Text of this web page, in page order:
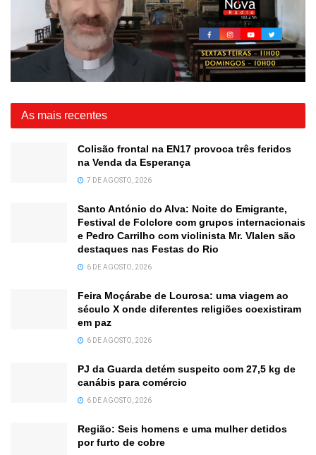
As mais recentes
Colisão frontal na EN17 provoca três feridos
na Venda da Esperança
7 DE AGOSTO, 2026
Santo António do Alva: Noite do Emigrante,
Festival de Folclore com grupos internacionais
e Pedro Carrilho com violinista Mr. Vlalen são
destaques nas Festas do Rio
6 DE AGOSTO, 2026
Feira Moçárabe de Lourosa: uma viagem ao
século X onde diferentes religiões coexistiram
em paz
6 DE AGOSTO, 2026
PJ da Guarda detém suspeito com 27,5 kg de
canábis para comércio
6 DE AGOSTO, 2026
Região: Seis homens e uma mulher detidos
por furto de cobre